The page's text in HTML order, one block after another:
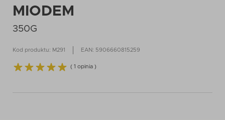
MIODEM
350G
Kod produktu: M291 EAN: 5906660815259
( 1 opinia )